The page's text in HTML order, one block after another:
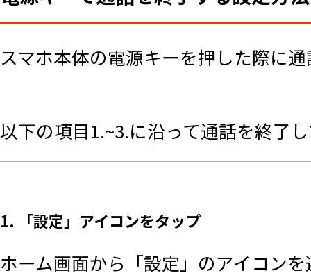
スマホ本体の電源キーを押した際に
以下の項目1.~3.に沿って通話を終了
1. 「設定」アイコンをタップ
ホーム画面から「設定」のアイコン